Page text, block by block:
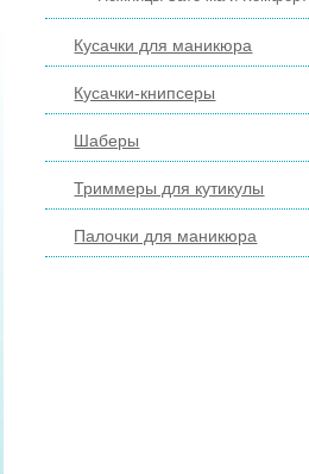
Кусачки для маникюра
Кусачки-книпсеры
Шаберы
Триммеры для кутикулы
Палочки для маникюра